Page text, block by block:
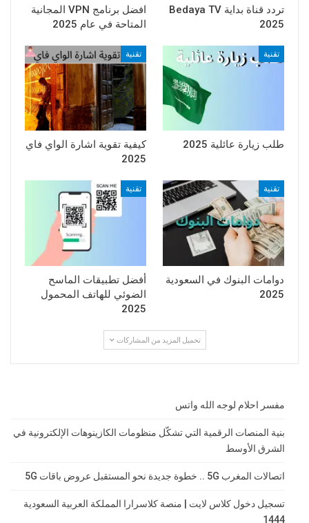
تردد قناة بداية Bedaya TV
2025
افضل برنامج VPN المجانية
المتاحة في عام 2025
تقنية
طلب زيارة عائلية 2025
تقنية
كيفية تقوية اشارة الواي فاي
2025
تقنية
دوامات البنوك في السعودية
2025
تقنية
أفضل تطبيقات الماسح
الضوئي للهاتف المحمول
2025
تحميل المزيد من المشاركات
مفسر احلام لوجه الله واتس
بنية المنصات الرقمية التي تشكّل منظومات الكازينوهات الإلكترونية في
الشرق الأوسط
اتصالات المغرب 5G .. خطوة جديدة نحو المستقبل عروض باقات 5G
تسجيل دخول كلاس لايت | منصة كلاسرارا المملكة العربية السعودية
1444